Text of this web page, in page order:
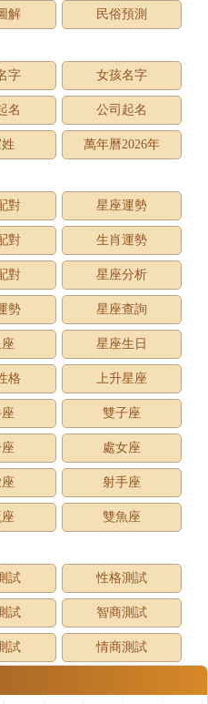
解 民俗預測
字 女孩名字
名 公司起名
萬年曆2026年
對 星座運勢
對 生肖運勢
對 星座分析
勢 星座查詢
星座生日
格 上升星座
雙子座
處女座
射手座
雙魚座
試 性格測試
試 智商測試
試 情商測試